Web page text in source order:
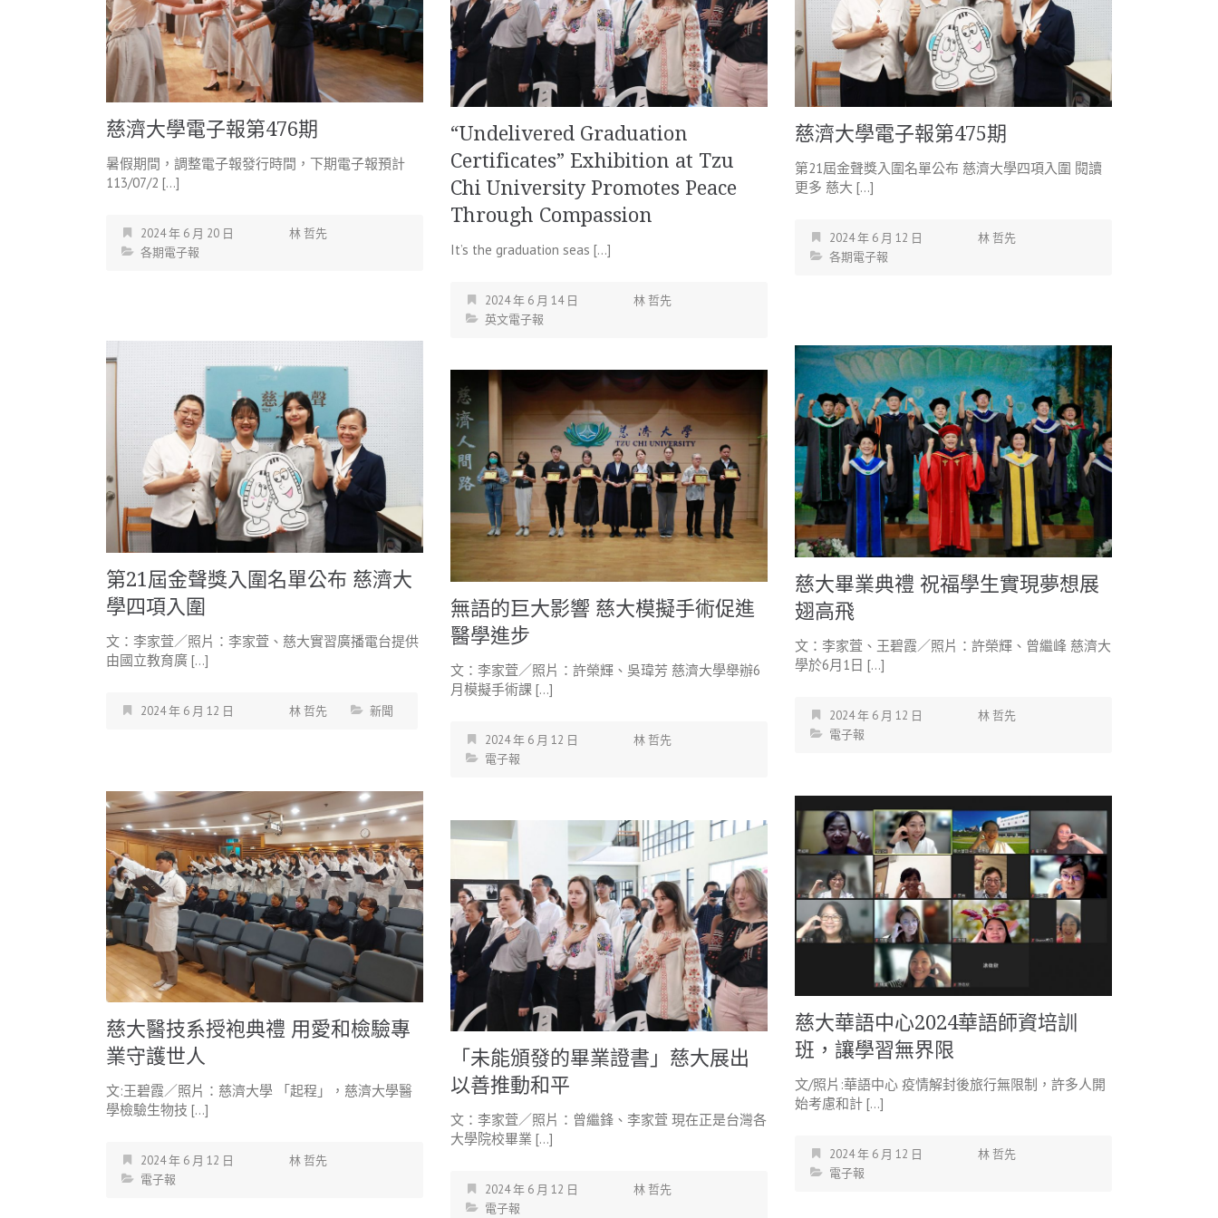
慈濟大學電子報第476期
暑假期間，調整電子報發行時間，下期電子報預計
113/07/2 […]
2024 年 6 月 20 日
林 哲先
各期電子報
“Undelivered Graduation
Certificates” Exhibition at Tzu
Chi University Promotes Peace
Through Compassion
It’s the graduation seas […]
2024 年 6 月 14 日
林 哲先
英文電子報
慈濟大學電子報第475期
第21屆金聲獎入圍名單公布 慈濟大學四項入圍 閱讀
更多 慈大 […]
2024 年 6 月 12 日
林 哲先
各期電子報
第21屆金聲獎入圍名單公布 慈濟大
學四項入圍
文：李家萓／照片：李家萓、慈大實習廣播電台提供
由國立教育廣 […]
2024 年 6 月 12 日 林 哲先 新聞
慈大畢業典禮 祝福學生實現夢想展
翅高飛
文：李家萓、王碧霞／照片：許榮輝、曾繼峰 慈濟大
學於6月1日 […]
2024 年 6 月 12 日
林 哲先
電子報
無語的巨大影響 慈大模擬手術促進
醫學進步
文：李家萓／照片：許榮輝、吳瑋芳 慈濟大學舉辦6
月模擬手術課 […]
2024 年 6 月 12 日
林 哲先
電子報
慈大醫技系授袍典禮 用愛和檢驗專
業守護世人
文:王碧霞／照片：慈濟大學 「起程」，慈濟大學醫
學檢驗生物技 […]
2024 年 6 月 12 日
林 哲先
電子報
慈大華語中心2024華語師資培訓
班，讓學習無界限
文/照片:華語中心 疫情解封後旅行無限制，許多人開
始考慮和計 […]
2024 年 6 月 12 日
林 哲先
電子報
「未能頒發的畢業證書」慈大展出
以善推動和平
文：李家萓／照片：曾繼鋒、李家萓 現在正是台灣各
大學院校畢業 […]
2024 年 6 月 12 日
林 哲先
電子報